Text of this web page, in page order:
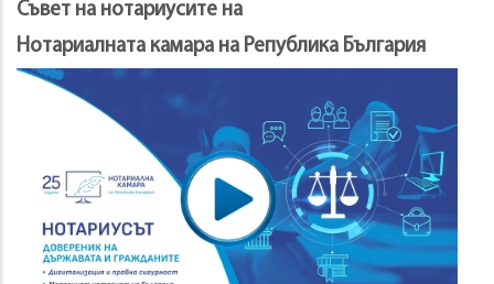
Съвет на нотариусите на
Нотариалната камара на Република България